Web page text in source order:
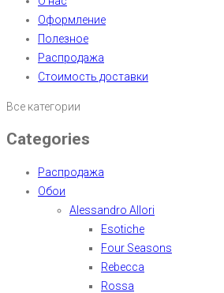
Оформление
Полезное
Распродажа
Стоимость доставки
Все категории
Categories
Распродажа
Обои
Alessandro Allori
Esotiche
Four Seasons
Rebecca
Rossa